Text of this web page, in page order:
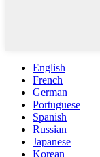
English
French
German
Portuguese
Spanish
Russian
Japanese
Korean